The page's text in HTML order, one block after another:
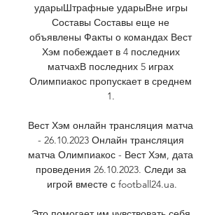
ударыШтрафные ударыВне игры
Составы Составы еще не
объявлены Факты о командах Вест
Хэм побеждает в 4 последних
матчахВ последних 5 играх
Олимпиакос пропускает в среднем
1.
Вест Хэм онлайн трансляция матча
- 26.10.2023 Онлайн трансляция
матча Олимпиакос - Вест Хэм, дата
проведения 26.10.2023. Следи за
игрой вместе с football24.ua.